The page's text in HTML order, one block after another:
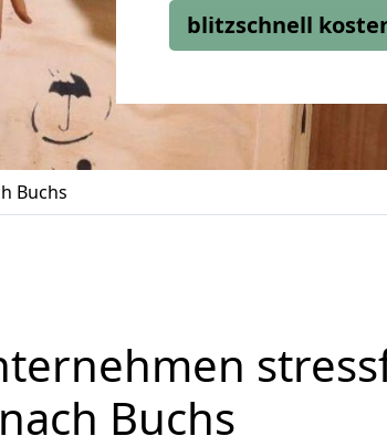
blitzschnell
Buchs
nach Buchs